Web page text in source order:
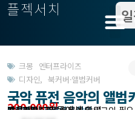
플젝서치
크몽 엔터프라이즈
디자인,북커버·앨범커버
국악 퓨전 음악의 앨범
200,000원
작업방식 : 외주
모집기한 : 크몽에서 확인
예상기간 : 7일
프로젝트조회 : 크몽에서 로그인 필요
받은제안 : 크몽에서 확인